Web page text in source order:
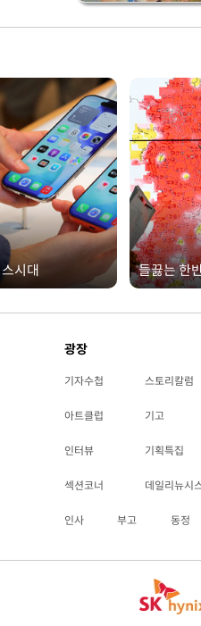
시대 들끓는 한
광장
기자수첩 스토리칼럼
아트클럽 기고
인터뷰 기획특집
섹션코너 데일리뉴시
인사 부고 동정